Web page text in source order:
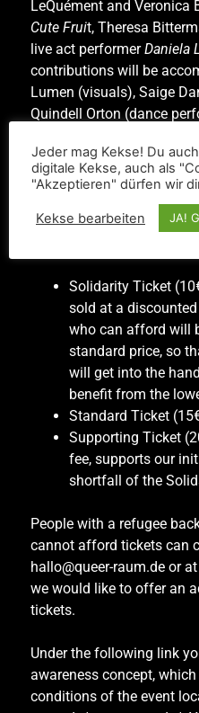
LeQuément and
Cute Fruit, Theresa
live act performerDaniela
contributions will be
Lumen (visuals), Saige
Quindell Orton (dance
will be Drag King Smooth
concert evening, we have
Solidarity Ticket
sold at a
who can afford will
standard price, so
will get into the
benefit from the
Standard Ticket
Supporting Ticket
fee, supports our
shortfall of the
People with a refugee
cannot afford tickets can
hallo@queer-raum.de or
we would like to offer an
tickets.
Under the following link
awareness concept,
conditions of the event
Jeder mag Kekse! Du
digitale Kekse, auch als
"Akzeptieren" dürfen wir
Kekse bearbeiten JA!